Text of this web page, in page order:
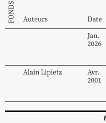
FONDS Auteurs Date
Jan.
2026
AlainLipietz
Avr.
2001